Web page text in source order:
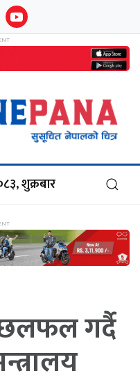
शुक्रबार
छलफल गर्दै